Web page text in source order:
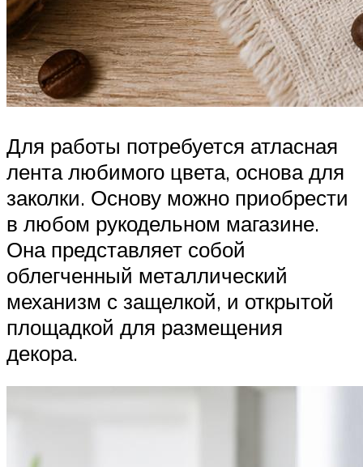
Для работы потребуется атласная
лента любимого цвета, основа для
заколки. Основу можно приобрести
в любом рукодельном магазине.
Она представляет собой
облегченный металлический
механизм с защелкой, и открытой
площадкой для размещения
декора.